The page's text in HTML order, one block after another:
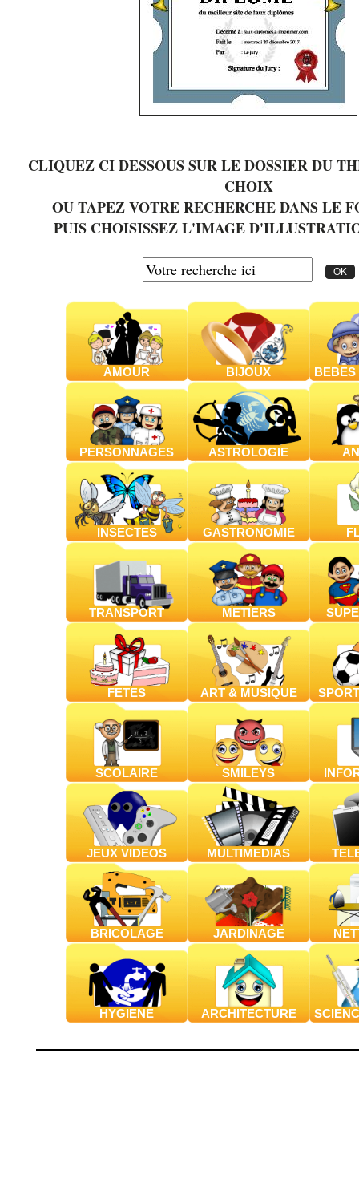
CLIQUEZ CI DESSOUS SUR LE DOSSIER DU
CHOIX
OU TAPEZ VOTRE RECHERCHE DANS LE
PUIS CHOISISSEZ L'IMAGE
AMOUR BIJOUX BEBES
PERSONNAGES ASTROLOGIE
INSECTES GASTRONOMIE
TRANSPORT METIERS
FETES ART & MUSIQUE
SCOLAIRE SMILEYS
JEUX VIDEOS MULTIMEDIAS
BRICOLAGE JARDINAGE
HYGIENE ARCHITECTURE